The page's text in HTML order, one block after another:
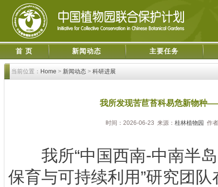
首 页 新闻动态 主要任务
当前位置： Home > 新闻动态 > 科研进展
我所发现苦苣苔科易危新物种
时间：2026-06-23 来源： 桂林植物园 作
我所“中国西南-中南半岛
保育与可持续利用”研究团